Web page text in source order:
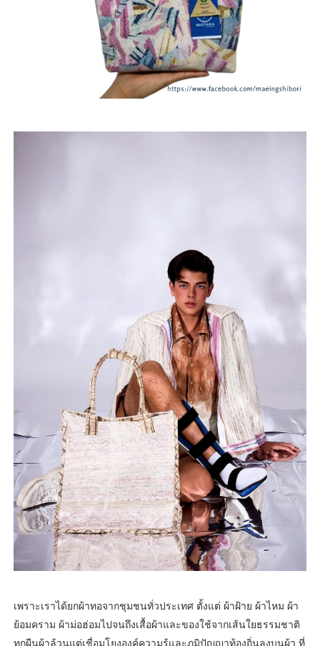
เพราะเราได้ยกผ้าทอจากชุมชนทั่วประเทศ ตั้งแต่ ผ้าฝ้าย ผ้าไหม ผ้า
ย้อมคราม ผ้าม่อฮ่อมไปจนถึงเสื้อผ้าและของใช้จากเส้นใยธรรมชาติ
ทุกผืนผ้าล้วนแต่เชื่อมโยงองค์ความรู้และภูมิปัญญาท้องถิ่นลงบนผ้า ที่